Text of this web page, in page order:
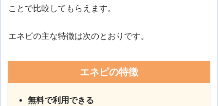
ことで比較してもらえます。
エネピの主な特徴は次のとおりです。
エネピの特徴
無料で利用できる